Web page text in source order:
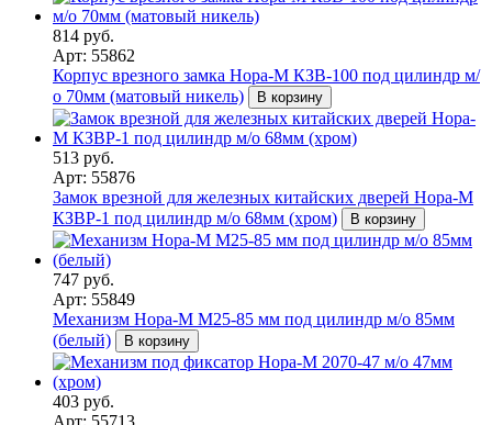
814 руб.
Арт: 55862
Корпус врезного замка Нора-М КЗВ-100 под цилиндр м/
о 70мм (матовый никель)
В корзину
513 руб.
Арт: 55876
Замок врезной для железных китайских дверей Нора-М
КЗВP-1 под цилиндр м/о 68мм (хром)
В корзину
747 руб.
Арт: 55849
Механизм Нора-М M25-85 мм под цилиндр м/о 85мм
(белый)
В корзину
403 руб.
Арт: 55713